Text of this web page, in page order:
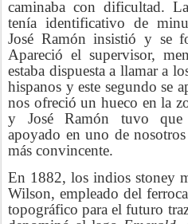
caminaba con dificultad.
tenía identificativo de
José Ramón insistió y se
Apareció el supervisor,
estaba dispuesta a llamar a
hispanos y este segundo se
nos ofreció un hueco en la
y José Ramón tuvo que
apoyado en uno de
más convincente.
En 1882, los indios stoney
Wilson, empleado del
topográfico para el futuro